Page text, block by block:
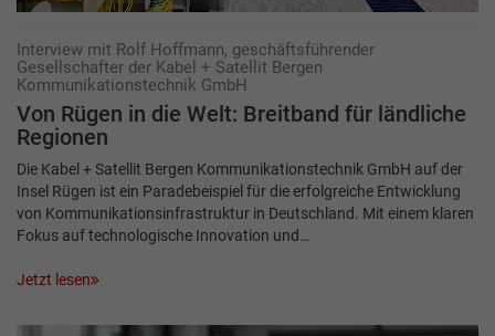
Interview mit Rolf Hoffmann, geschäftsführender
Gesellschafter der Kabel + Satellit Bergen
Kommunikationstechnik GmbH
Von Rügen in die Welt: Breit­band für ländliche
Regionen
Die Kabel + Satellit Bergen Kommunikationstechnik GmbH auf der
Insel Rügen ist ein Paradebeispiel für die erfolgreiche Entwicklung
von Kommunikationsinfrastruktur in Deutschland. Mit einem klaren
Fokus auf technologische Innovation und…
Jetzt lesen